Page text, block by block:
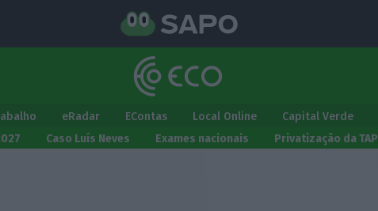
eRadar EContas Local Online Capital Verde
Caso Luís Neves Exames nacionais Privatização da TAP